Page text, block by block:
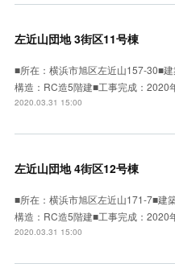
左近山団地 3街区11号棟
■所在：横浜市旭区左近山157-30■
構造：RC造5階建■工事完成：
2020.03.31 15:00
左近山団地 4街区12号棟
■所在：横浜市旭区左近山171-7■建
構造：RC造5階建■工事完成：
2020.03.31 15:00